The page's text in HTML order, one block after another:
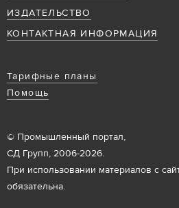
ИЗДАТЕЛЬСТВО
КОНТАКТНАЯ ИНФОРМАЦИЯ
Тарифные планы
Помощь
© Промышленный портал,
СД Групп, 2006-2026.
При использовании материалов с
обязательна.